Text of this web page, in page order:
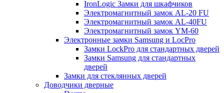
IronLogic Замки для шкафчиков
Электромагнитный замок AL-20 FU
Электромагнитный замок AL-40FU
Электромагнитный замок YM-60
Электронные замки Samsung и LocPro
Замки LockPro для стандартных дверей
Замки Samsung для стандартных
дверей
Замки для стеклянных дверей
Доводчики дверные